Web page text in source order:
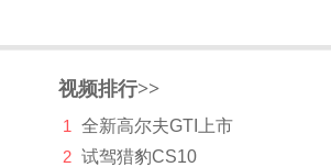
视频排行>>
1
全新高尔夫GTI上市
2 试驾猎豹CS10